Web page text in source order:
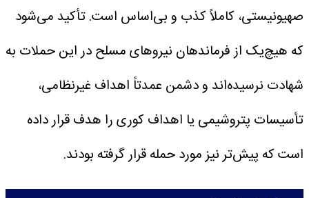
صهیونیستی، کاملاً کذب و بی‌اساس است.تأکید می‌شود
که هیچ‌یک از فرماندهان نیروهای مسلح در این حملات به
شهادت نرسیده‌اند و دشمن عمدتاً اهداف غیرنظامی،
تأسیسات پتروشیمی یا اهداف کوری را هدف قرار داده
است که پیش‌تر نیز مورد حمله قرار گرفته بودند.